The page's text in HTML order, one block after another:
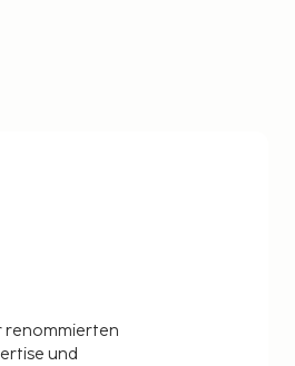
renommierten
und